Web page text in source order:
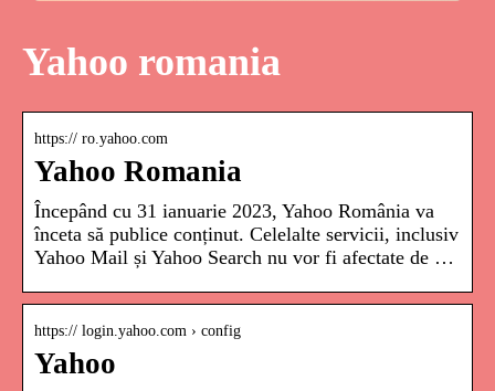
Yahoo romania
https:// ro.yahoo.com
Yahoo Romania
Începând cu 31 ianuarie 2023, Yahoo România va
înceta să publice conținut. Celelalte servicii, inclusiv
Yahoo Mail și Yahoo Search nu vor fi afectate de …
https:// login.yahoo.com › config
Yahoo